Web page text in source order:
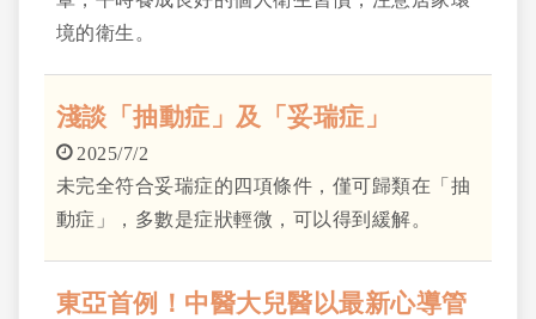
境的衛生。
淺談「抽動症」及「妥瑞症」
2025/7/2
未完全符合妥瑞症的四項條件，僅可歸類在「抽
動症」，多數是症狀輕微，可以得到緩解。
東亞首例！中醫大兒醫以最新心導管